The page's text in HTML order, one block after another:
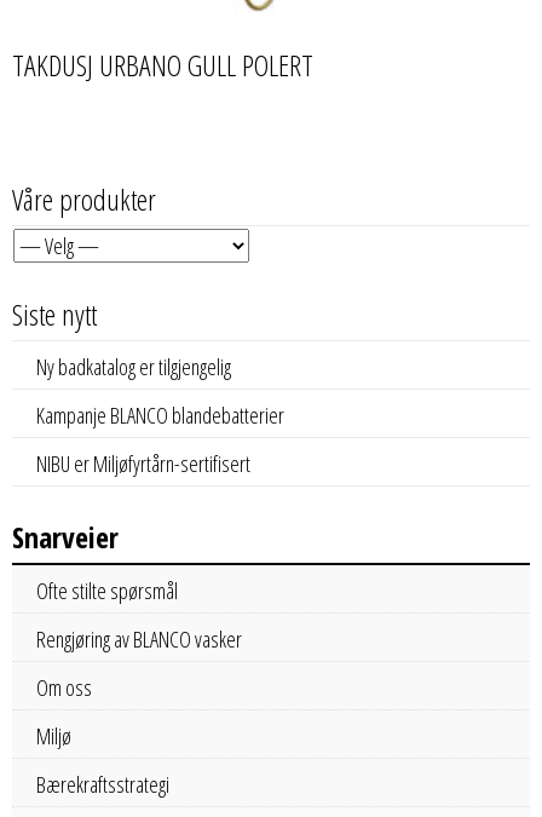
TAKDUSJ URBANO GULL POLERT
Våre produkter
Siste nytt
Ny badkatalog er tilgjengelig
Kampanje BLANCO blandebatterier
NIBU er Miljøfyrtårn-sertifisert
Snarveier
Ofte stilte spørsmål
Rengjøring av BLANCO vasker
Om oss
Miljø
Bærekraftsstrategi